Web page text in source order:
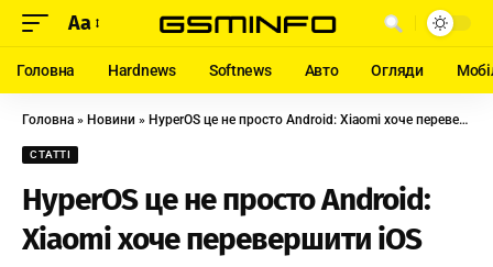
Aa
Головна Hardnews Softnews Авто Огляди
Головна » Новини » HyperOS це не просто Android: Xiaomi хоче перевершити iOS
СТАТТІ
HyperOS це не просто Android:
Xiaomi хоче перевершити iOS